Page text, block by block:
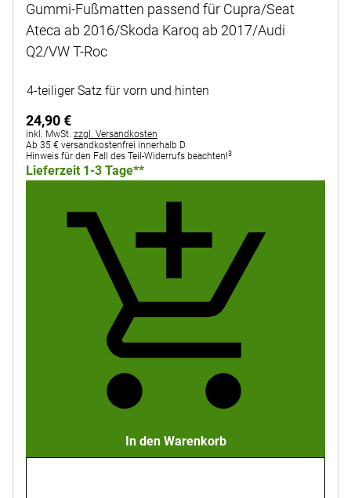
Gummi-Fußmatten passend für Cupra/Seat
Ateca ab 2016/Skoda Karoq ab 2017/Audi
Q2/VW T-Roc
4-teiliger Satz für vorn und hinten
24,90€
Steuerhinweis:
inkl. MwSt. zzgl. Versandkosten
Ab 35 € versandkostenfrei innerhalb D.
Hinweis für den Fall des Teil-Widerrufs beachten!3
Lieferzeit 1-3 Tage**
In den Warenkorb